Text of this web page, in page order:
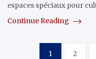
espaces spéciaux pour
Continue Reading
Pagination
1 2